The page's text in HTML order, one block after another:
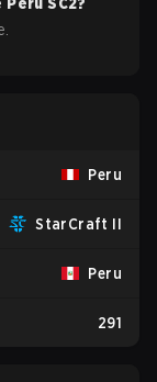
Peru
StarCraft II
Peru
291